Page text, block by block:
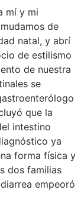
mí y mi
de
natal, y abrí
de estilismo
de nuestra
se
que la
intestino
ya
forma física y
dos familias
empeoró